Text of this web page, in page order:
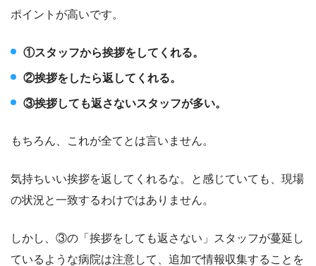
ポイントが高いです。
①スタッフから挨拶をしてくれる。
②挨拶をしたら返してくれる。
③挨拶しても返さないスタッフが多い。
もちろん、これが全てとは言いません。
気持ちいい挨拶を返してくれるな。と感じていても、現場
の状況と一致するわけではありません。
しかし、③の「挨拶をしても返さない」スタッフが蔓延し
ているような病院は注意して、追加で情報収集することを